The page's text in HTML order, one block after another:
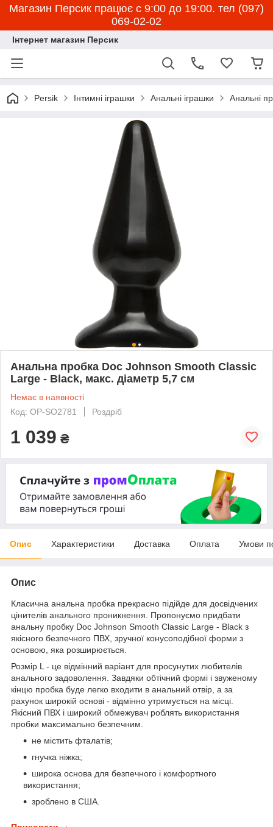
Магазин Персик працює с 9:00 до 19:00. тел (097)
069-02-02
Інтернет магазин Персик
Persik Інтимні іграшки Анальні іграшки Анальні
Анальна пробка Doc Johnson Smooth Classic
Large - Black, макс. діаметр 5,7 см
Немає в наявності
Код: OP-SO2781
Роздріб
1 039 ₴
Опис Характеристики Доставка Оплата Умови
Опис
Класична анальна пробка прекрасно підійде для досвідчених
цінителів анального проникнення. Пропонуємо придбати
анальну пробку Doc Johnson Smooth Classic Large - Black з
якісного безпечного ПВХ, зручної конусоподібної форми з
основою, яка розширюється.
Розмір L - це відмінний варіант для просунутих любителів
анального задоволення. Завдяки обтічний формі і звуженому
кінцю пробка буде легко входити в анальний отвір, а за
рахунок широкій основі - відмінно утримується на місці.
Якісний ПВХ і широкий обмежувач роблять використання
пробки максимально безпечним.
не містить фталатів;
гнучка ніжка;
широка основа для безпечного і комфортного
використання;
зроблено в США.